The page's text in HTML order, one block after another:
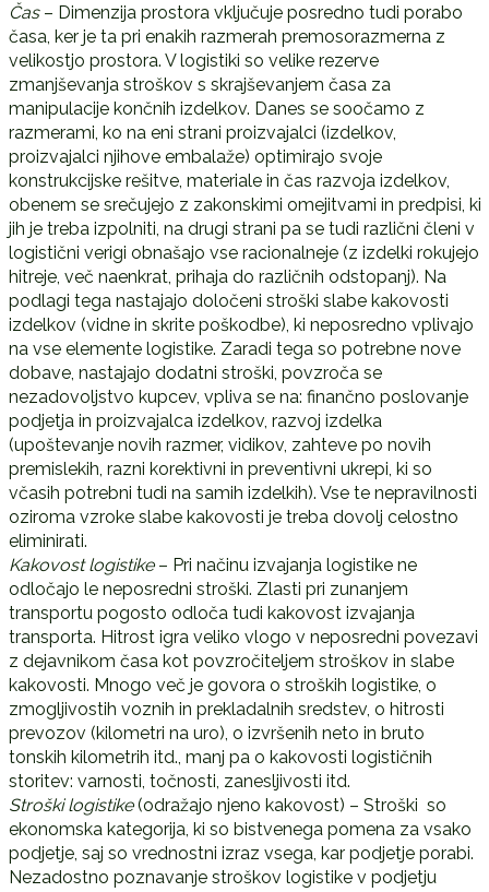
Čas– Dimenzija prostora vključuje posredno tudi porabo
časa, ker je ta pri enakih razmerah premosorazmerna z
velikostjo prostora. V logistiki so velike rezerve
zmanjševanja stroškov s skrajševanjem časa za
manipulacije končnih izdelkov. Danes se soočamo z
razmerami, ko na eni strani proizvajalci (izdelkov,
proizvajalci njihove embalaže) optimirajo svoje
konstrukcijske rešitve, materiale in čas razvoja izdelkov,
obenem se srečujejo z zakonskimi omejitvami in predpisi, ki
jih je treba izpolniti, na drugi strani pa se tudi različni členi v
logistični verigi obnašajo vse racionalneje (z izdelki rokujejo
hitreje, več naenkrat, prihaja do različnih odstopanj). Na
podlagi tega nastajajo določeni stroški slabe kakovosti
izdelkov (vidne in skrite poškodbe), ki neposredno vplivajo
na vse elemente logistike. Zaradi tega so potrebne nove
dobave, nastajajo dodatni stroški, povzroča se
nezadovoljstvo kupcev, vpliva se na: finančno poslovanje
podjetja in proizvajalca izdelkov, razvoj izdelka
(upoštevanje novih razmer, vidikov, zahteve po novih
premislekih, razni korektivni in preventivni ukrepi, ki so
včasih potrebni tudi na samih izdelkih). Vse te nepravilnosti
oziroma vzroke slabe kakovosti je treba dovolj celostno
eliminirati.
Kakovost logistike– Pri načinu izvajanja logistike ne
odločajo le neposredni stroški. Zlasti pri zunanjem
transportu pogosto odloča tudi kakovost izvajanja
transporta. Hitrost igra veliko vlogo v neposredni povezavi
z dejavnikom časa kot povzročiteljem stroškov in slabe
kakovosti. Mnogo več je govora o stroških logistike, o
zmogljivostih voznih in prekladalnih sredstev, o hitrosti
prevozov (kilometri na uro), o izvršenih neto in bruto
tonskih kilometrih itd., manj pa o kakovosti logističnih
storitev: varnosti, točnosti, zanesljivosti itd.
Stroški logistike(odražajo njeno kakovost) – Stroški so
ekonomska kategorija, ki so bistvenega pomena za vsako
podjetje, saj so vrednostni izraz vsega, kar podjetje porabi.
Nezadostno poznavanje stroškov logistike v podjetju